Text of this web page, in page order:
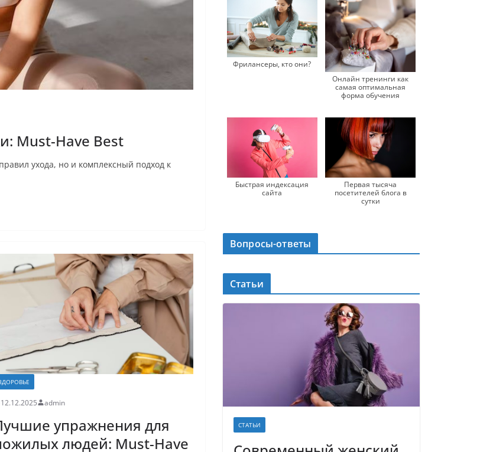
Must-Have Best
ухода, но и комплексный подход к
12.12.2025 admin
упражнения для
людей: Must-Have
Фрилансеры, кто они?
Онлайн тренинги как
самая оптимальная
форма обучения
Быстрая индексация
сайта
Первая тысяча
посетителей блога в
сутки
Вопросы-ответы
Статьи
СТАТЬИ